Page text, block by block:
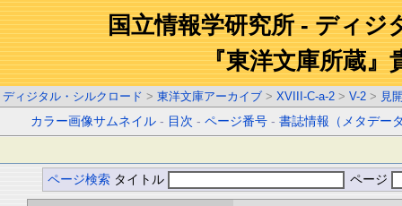
国立情報学研究所 - ディジ
『東洋文庫所蔵』
ディジタル・シルクロード > 東洋文庫アーカイブ > XVIII-C-a-2 > V-2 > 見
カラー画像サムネイル - 目次 -ページ番号 -書誌情報（メタデー
ページ検索 タイトル ページ